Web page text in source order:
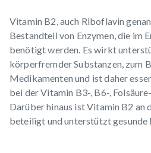
Vitamin B2, auch Riboflavin
Bestandteil von Enzymen, die im
benötigt werden. Es wirkt
körperfremder Substanzen, zum
Medikamenten und ist daher
bei der Vitamin B3-, B6-,
Darüber hinaus ist Vitamin B2 an
beteiligt und unterstützt gesunde